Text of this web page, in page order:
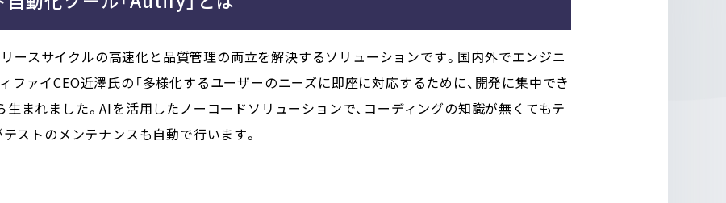
ースサイクルの高速化と品質管理の両立を解決するソリューションです。国内外でエンジニ
ファイCEO近澤氏の「多様化するユーザーのニーズに即座に対応するために、開発に集中でき
生まれました。AIを活用したノーコードソリューションで、コーディングの知識が無くてもテ
ストのメンテナンスも自動で行います。